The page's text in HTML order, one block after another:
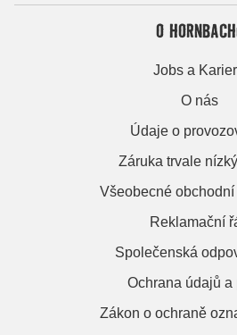
O
Jobs a
O nás
Údaje o
Záruka trvale
Všeobecné
Reklamační
Společenská
Ochrana údajů a
Zákon o ochraně